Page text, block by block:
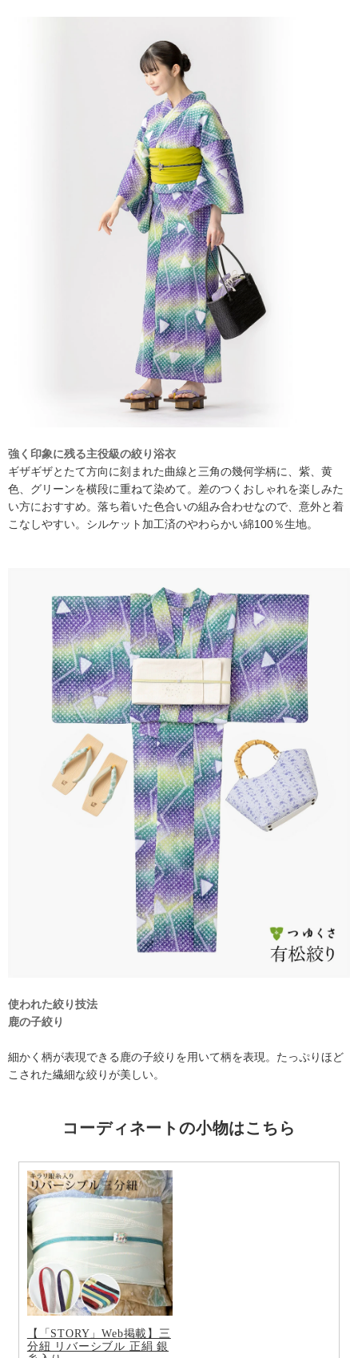
強く印象に残る主役級の絞り浴衣
ギザギザとたて方向に刻まれた曲線と三角の幾何学柄に、紫、黄
色、グリーンを横段に重ねて染めて。差のつくおしゃれを楽しみた
い方におすすめ。落ち着いた色合いの組み合わせなので、意外と着
こなしやすい。シルケット加工済のやわらかい綿100％生地。
使われた絞り技法
鹿の子絞り
細かく柄が表現できる鹿の子絞りを用いて柄を表現。たっぷりほど
こされた繊細な絞りが美しい。
コーディネートの小物はこちら
【「STORY」Web掲載】三
分紐 リバーシブル 正絹 銀